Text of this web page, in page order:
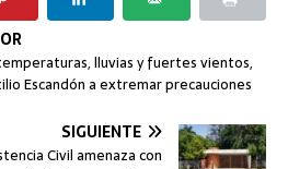
lluvias y fuertes vientos,
Escandón a extremar precauciones
SIGUIENTE
Civil amenaza con